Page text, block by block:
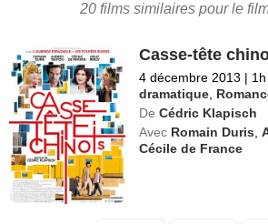
20 films similaires pour le
Casse-tête
4 décembre 2013 |
dramatique
De Cédric Klapisch
Avec Romain Duris ,
Cécile de France